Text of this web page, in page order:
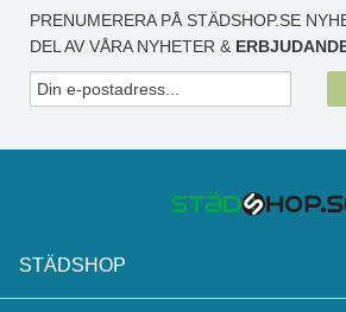
PRENUMERERA PÅ STÄDSHOP.SE
DEL AV VÅRA NYHETER &
STÄDSHOP